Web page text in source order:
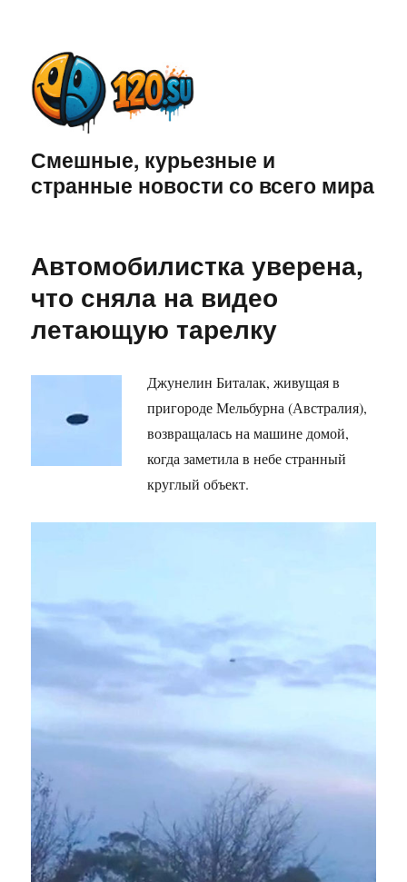
Смешные, курьезные и
странные новости со всего мира
Автомобилистка уверена,
что сняла на видео
летающую тарелку
Джунелин Биталак, живущая в
пригороде Мельбурна (Австралия),
возвращалась на машине домой,
когда заметила в небе странный
круглый объект.